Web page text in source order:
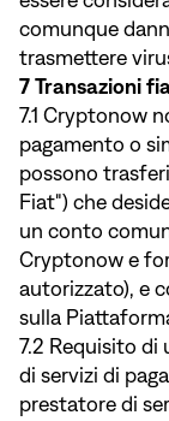
comunque
trasmettere
7 Transazioni
7.1 Cryptonow
pagamento o
possono
Fiat") che
un conto
Cryptonow e
autorizzato), e
sulla
7.2 Requisito
di servizi di
prestatore di